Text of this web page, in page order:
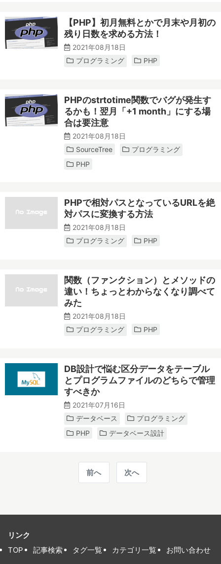
【PHP】初月無料とかで月末や月初の
残り日数を求める方法！
2021年08月18日
プログラミング
PHP
PHPのstrtotime関数でバグが発生す
るかも！翌月「+1 month」にする場
合は要注意
2021年08月18日
SourceTree
プログラミング
PHP
PHPで相対パスとなっているURLを絶
対パスに変換する方法
2021年08月18日
プログラミング
PHP
関数（ファンクション）とメソッドの
違い！ちょっとわからなくなり調べて
みた
2021年08月18日
プログラミング
PHP
DB設計で悩む区分データをテーブル
とプログラムファイルのどちらで管理
すべきか
2021年07月16日
データベース
プログラミング
PHP
データベース設計
前へ 次へ
リンク
TOP
記事検索 タグ一覧 カテゴリ一覧 お問い合わせ